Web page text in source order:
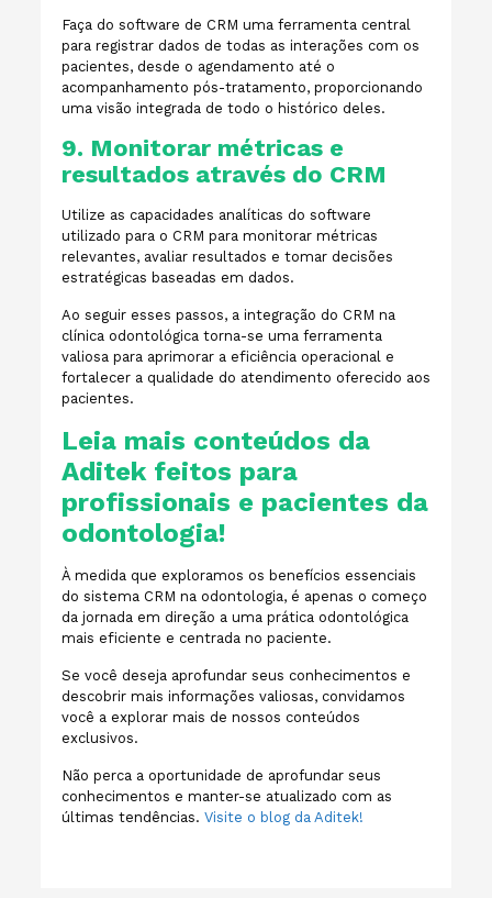
Faça do software de CRM uma ferramenta central
para registrar dados de todas as interações com os
pacientes, desde o agendamento até o
acompanhamento pós-tratamento, proporcionando
uma visão integrada de todo o histórico deles.
9. Monitorar métricas e
resultados através do CRM
Utilize as capacidades analíticas do software
utilizado para o CRM para monitorar métricas
relevantes, avaliar resultados e tomar decisões
estratégicas baseadas em dados.
Ao seguir esses passos, a integração do CRM na
clínica odontológica torna-se uma ferramenta
valiosa para aprimorar a eficiência operacional e
fortalecer a qualidade do atendimento oferecido aos
pacientes.
Leia mais conteúdos da
Aditek feitos para
profissionais e pacientes da
odontologia!
À medida que exploramos os benefícios essenciais
do sistema CRM na odontologia, é apenas o começo
da jornada em direção a uma prática odontológica
mais eficiente e centrada no paciente.
Se você deseja aprofundar seus conhecimentos e
descobrir mais informações valiosas, convidamos
você a explorar mais de nossos conteúdos
exclusivos.
Não perca a oportunidade de aprofundar seus
conhecimentos e manter-se atualizado com as
últimas tendências. Visite o blog da Aditek!